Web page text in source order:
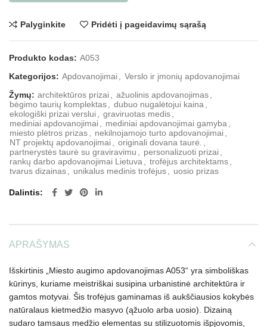
Palyginkite Pridėti į pageidavimų sąrašą
Produkto kodas: A053
Kategorijos: Apdovanojimai
Verslo ir įmonių apdovanojimai
Žymų: architektūros prizai ažuolinis apdovanojimas
bėgimo taurių komplektas
dubuo nugalėtojui kaina
ekologiški prizai verslui
graviruotas medis
mediniai apdovanojimai
mediniai apdovanojimai gamyba
miesto plėtros prizas
nekilnojamojo turto apdovanojimai
NT projektų apdovanojimai
originali dovana taurė.
partnerystės taurė su graviravimu
personalizuoti prizai
rankų darbo apdovanojimai Lietuva
trofėjus architektams
tvarus dizainas
unikalus medinis trofėjus uosio prizas
Dalintis
APRAŠYMAS
Išskirtinis „Miesto augimo apdovanojimas A053“ yra simboliškas
kūrinys, kuriame meistriškai susipina urbanistinė architektūra ir
gamtos motyvai. Šis trofėjus gaminamas iš aukščiausios kokybės
natūralaus kietmedžio masyvo (ąžuolo arba uosio). Dizainą
sudaro tamsaus medžio elementas su stilizuotomis išpjovomis,